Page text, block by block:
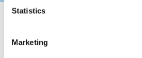
Statistics
Marketing